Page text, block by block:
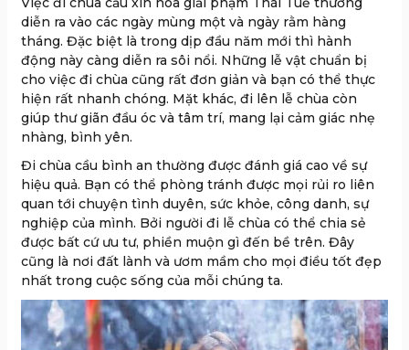
diễn ra vào các ngày mùng một và ngày rằm hàng
tháng. Đặc biệt là trong dịp đầu năm mới thì hành
động này càng diễn ra sôi nổi. Những lễ vật chuẩn bị
cho việc đi chùa cũng rất đơn giản và bạn có thể thực
hiện rất nhanh chóng. Mặt khác, đi lên lễ chùa còn
giúp thư giãn đầu óc và tâm trí, mang lại cảm giác nhẹ
nhàng, bình yên.
Đi chùa cầu bình an thường được đánh giá cao về sự
hiệu quả. Bạn có thể phòng tránh được mọi rủi ro liên
quan tới chuyện tình duyên, sức khỏe, công danh, sự
nghiệp của mình. Bởi người đi lễ chùa có thể chia sẻ
được bất cứ ưu tư, phiền muộn gì đến bề trên. Đây
cũng là nơi đất lành và ươm mầm cho mọi điều tốt đẹp
nhất trong cuộc sống của mỗi chúng ta.